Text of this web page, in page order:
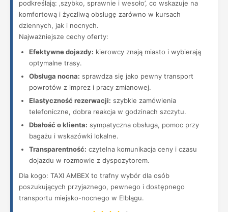
podkreślają: ‚szybko, sprawnie i wesoło’, co wskazuje na
komfortową i życzliwą obsługę zarówno w kursach
dziennych, jak i nocnych.
Najważniejsze cechy oferty:
Efektywne dojazdy: kierowcy znają miasto i wybierają
optymalne trasy.
Obsługa nocna: sprawdza się jako pewny transport
powrotów z imprez i pracy zmianowej.
Elastyczność rezerwacji: szybkie zamówienia
telefoniczne, dobra reakcja w godzinach szczytu.
Dbałość o klienta: sympatyczna obsługa, pomoc przy
bagażu i wskazówki lokalne.
Transparentność: czytelna komunikacja ceny i czasu
dojazdu w rozmowie z dyspozytorem.
Dla kogo: TAXI AMBEX to trafny wybór dla osób
poszukujących przyjaznego, pewnego i dostępnego
transportu miejsko-nocnego w Elblągu.